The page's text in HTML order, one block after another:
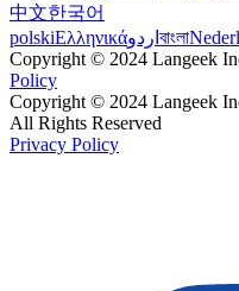
中文한국어
polskiΕλληνικάاردو বাংলা
Copyright © 2024 Langeek
Policy
Copyright © 2024 Langeek
All Rights Reserved
Privacy Policy